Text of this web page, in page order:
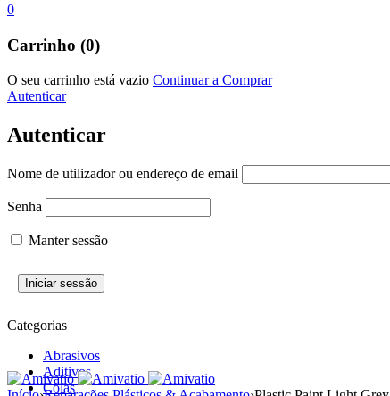
0
Carrinho (0)
O seu carrinho está vazio Continuar a Comprar
Autenticar
Autenticar
Nome de utilizador ou endereço de email
Senha
Manter sessão
Categorias
Abrasivos
Aditivos
Colas